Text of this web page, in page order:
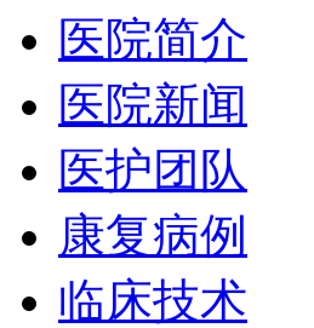
医院简介
医院新闻
医护团队
康复病例
临床技术